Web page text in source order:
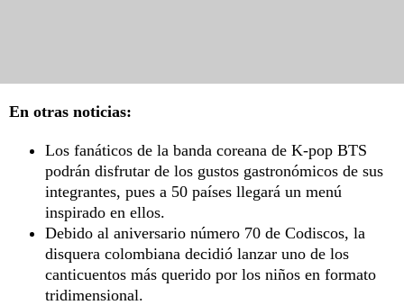
En otras noticias:
Los fanáticos de la banda coreana de K-pop BTS
podrán disfrutar de los gustos gastronómicos de sus
integrantes, pues a 50 países llegará un menú
inspirado en ellos.
Debido al aniversario número 70 de Codiscos, la
disquera colombiana decidió lanzar uno de los
canticuentos más querido por los niños en formato
tridimensional.